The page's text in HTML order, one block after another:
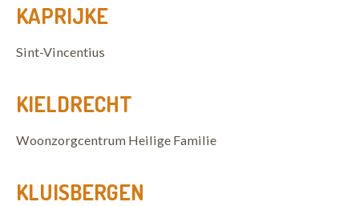
KAPRIJKE
Sint-Vincentius
KIELDRECHT
Woonzorgcentrum Heilige Familie
KLUISBERGEN